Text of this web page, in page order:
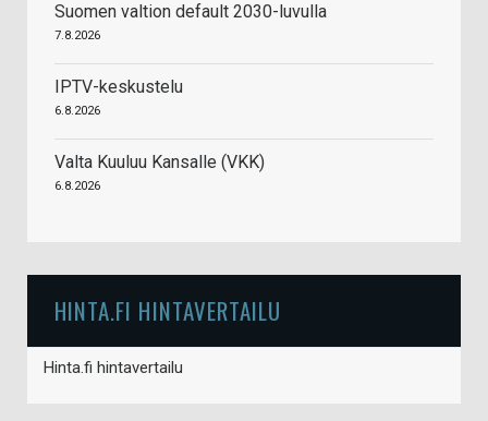
Suomen valtion default 2030-luvulla
7.8.2026
IPTV-keskustelu
6.8.2026
Valta Kuuluu Kansalle (VKK)
6.8.2026
HINTA.FI HINTAVERTAILU
Hinta.fi hintavertailu